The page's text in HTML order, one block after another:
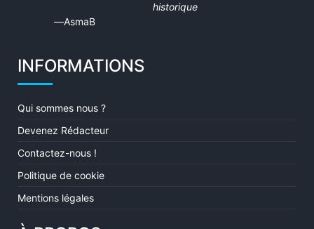
historique
AsmaB
INFORMATIONS
Qui sommes nous ?
Devenez Rédacteur
Contactez-nous !
Politique de cookie
Mentions légales